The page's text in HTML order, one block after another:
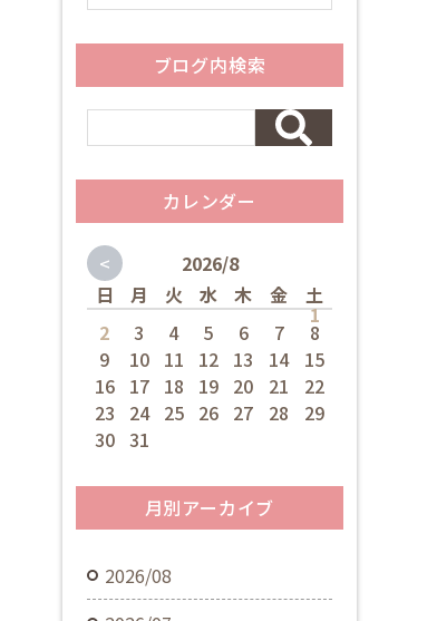
ブログ内検索
カレンダー
<
2026/8
日
月 火 水 木 金 土
1
2 3 4 5 6 7
8
9
10 11 12 13 14
15
16
17 18 19 20 21
22
23
24 25 26 27 28
29
30 31
月別アーカイブ
2026/08